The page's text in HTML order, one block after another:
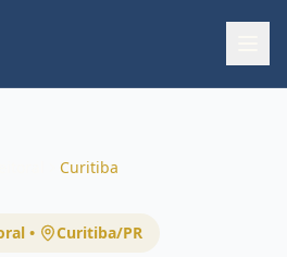
Curitiba
• Curitiba/PR